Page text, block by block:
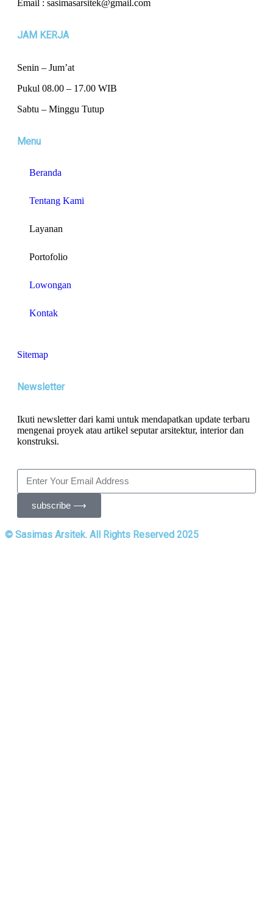
Email : sasimasarsitek@gmail.com
JAM KERJA
Senin – Jum’at
Pukul 08.00 – 17.00 WIB
Sabtu – Minggu Tutup
Menu
Beranda
Tentang Kami
Layanan
Portofolio
Lowongan
Kontak
Sitemap
Newsletter
Ikuti newsletter dari kami untuk mendapatkan update terbaru
mengenai proyek atau artikel seputar arsitektur, interior dan
konstruksi.
subscribe ⟶
© Sasimas Arsitek. All Rights Reserved 2025